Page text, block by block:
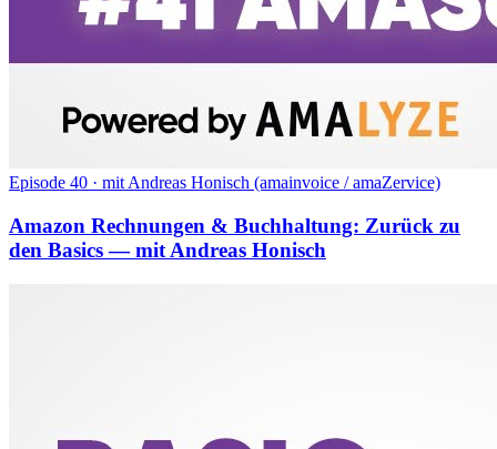
Episode 40 · mit Andreas Honisch (amainvoice / amaZervice)
Amazon Rechnungen & Buchhaltung: Zurück zu
den Basics — mit Andreas Honisch